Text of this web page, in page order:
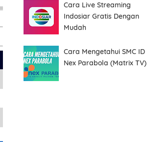
Cara Live Streaming
Indosiar Gratis Dengan
Mudah
Cara Mengetahui SMC ID
Nex Parabola (Matrix TV)